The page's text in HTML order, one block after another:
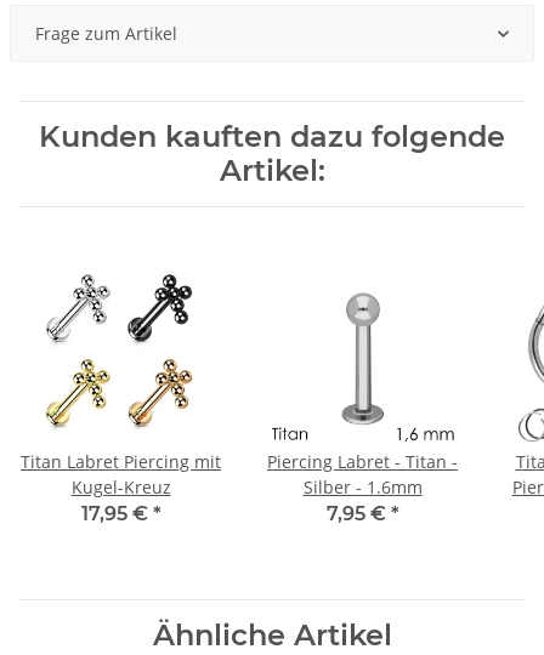
Frage zum Artikel
Kunden kauften dazu folgende
Artikel:
Titan Labret Piercing mit
Kugel-Kreuz
17,95 € *
Piercing Labret - Titan -
Silber - 1.6mm
7,95 € *
Ähnliche Artikel